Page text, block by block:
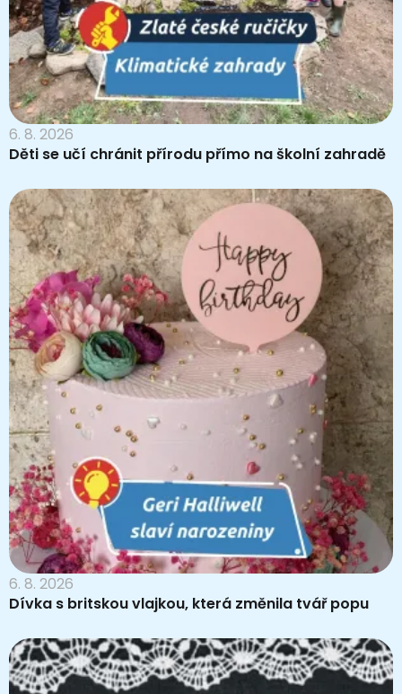
6. 8. 2026
Děti se učí chránit přírodu přímo na školní zahradě
6. 8. 2026
Dívka s britskou vlajkou, která změnila tvář popu